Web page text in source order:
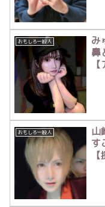
おもしろ一般人
み
鼻
おもしろ一般人
山
す